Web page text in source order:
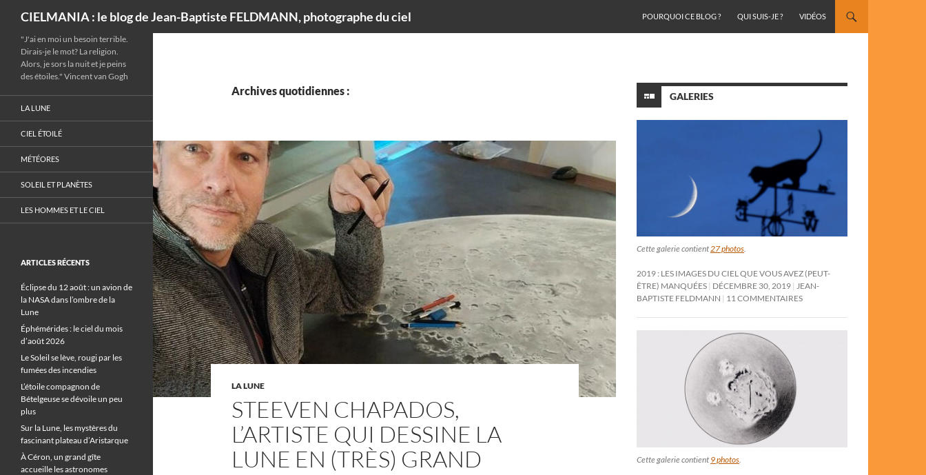
CIELMANIA : le blog de Jean-Baptiste FELDMANN, photographe du ciel
POURQUOI CE BLOG ?
QUI SUIS-JE ? VIDÉOS
Archives quotidiennes :
LA LUNE
STEEVEN CHAPADOS,
L’ARTISTE QUI DESSINE LA
LUNE EN (TRÈS) GRAND
GALERIES
Cette galerie contient27 photos.
2019 : LES IMAGES DU CIEL QUE VOUS AVEZ (PEUT-
ÊTRE) MANQUÉES DÉCEMBRE 30, 2019 JEAN-
BAPTISTE FELDMANN
11 COMMENTAIRES
Cette galerie contient 9 photos
"J'ai en moi un besoin terrible.
Dirais-je le mot? La religion.
Alors, je sors la nuit et je peins
des étoiles." Vincent van Gogh
LA LUNE
CIEL ÉTOILÉ
MÉTÉORES
SOLEIL ET PLANÈTES
LES HOMMES ET LE CIEL
ARTICLES RÉCENTS
Éclipse du 12 août : un avion de
la NASA dans l’ombre de la
Lune
Éphémérides : le ciel du mois
d’août 2026
Le Soleil se lève, rougi par les
fumées des incendies
L’étoile compagnon de
Bételgeuse se dévoile un peu
plus
Sur la Lune, les mystères du
fascinant plateau d’Aristarque
À Céron, un grand gîte
accueille les astronomes